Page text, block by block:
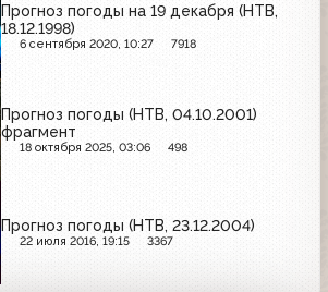
Прогноз погоды на 19 декабря (НТВ,
18.12.1998)
6 сентября 2020, 10:27 7918
Прогноз погоды (НТВ, 04.10.2001)
фрагмент
18 октября 2025, 03:06 498
Прогноз погоды (НТВ, 23.12.2004)
22 июля 2016, 19:15 3367